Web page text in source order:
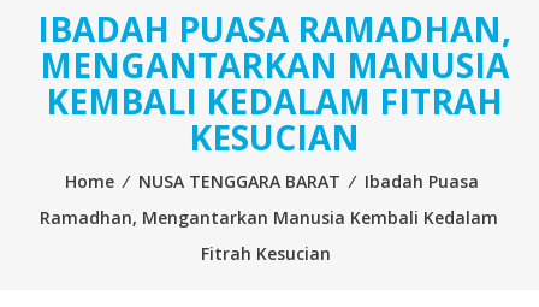
IBADAH PUASA RAMADHAN,
MENGANTARKAN MANUSIA
KEMBALI KEDALAM FITRAH
KESUCIAN
Home ⁄ NUSA TENGGARA BARAT ⁄ Ibadah Puasa
Ramadhan, Mengantarkan Manusia Kembali Kedalam
Fitrah Kesucian